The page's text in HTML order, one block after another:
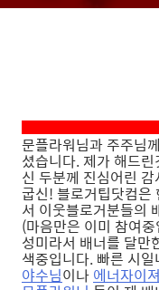
문플라워님과 주주님
셨습니다. 제가 해드
신 두분께 진심어린
굽신! 블로거팁닷컴은
서 이웃블로거분들의
(마음만은 이미 참여
성미라서 배너를 달만
색중입니다. 빠른 시
야수님이나 에너자이